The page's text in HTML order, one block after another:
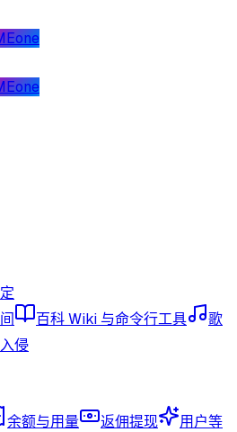
百科 Wiki 与命令行工具
歌
侵
余额与用量 返佣提现
用户等